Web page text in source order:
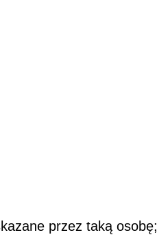
przez taką osobę;